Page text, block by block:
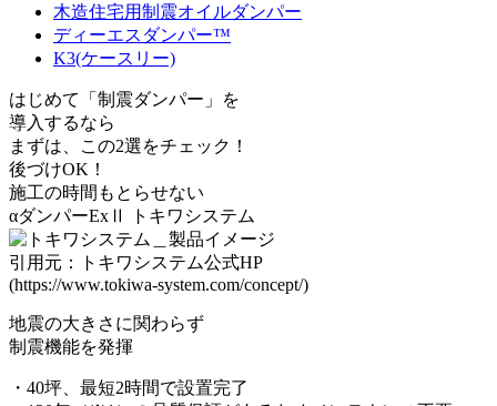
木造住宅用制震オイルダンパー
ディーエスダンパー™
K3(ケースリー)
はじめて「制震ダンパー」を
導入するなら
まずは、この2選をチェック！
後づけOK！
施工の時間もとらせない
αダンパーExⅡ
トキワシステム
引用元：トキワシステム公式HP
(https://www.tokiwa-system.com/concept/)
地震の大きさに関わらず
制震機能を発揮
・40坪、最短2時間で設置完了